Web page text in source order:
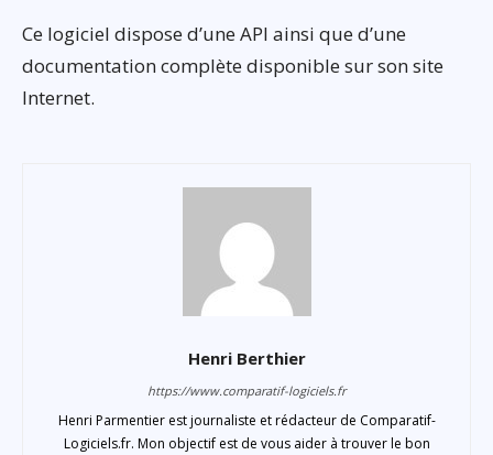
Ce logiciel dispose d’une API ainsi que d’une
documentation complète disponible sur son site
Internet.
Henri Berthier
https://www.comparatif-logiciels.fr
Henri Parmentier est journaliste et rédacteur de Comparatif-
Logiciels.fr. Mon objectif est de vous aider à trouver le bon